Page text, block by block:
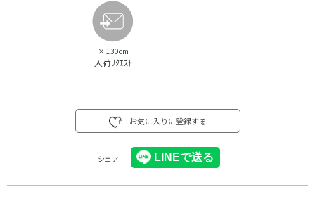
× 130cm
入荷ﾘｸｴｽﾄ
お気に入りに登録する
シェア